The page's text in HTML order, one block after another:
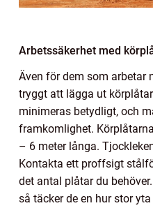
Arbetssäkerhet med
Även för dem som arbetar
tryggt att lägga ut
minimeras betydligt, och
framkomlighet.
– 6 meter långa.
Kontakta ett proffsigt
det antal plåtar du
så täcker de en hur stor